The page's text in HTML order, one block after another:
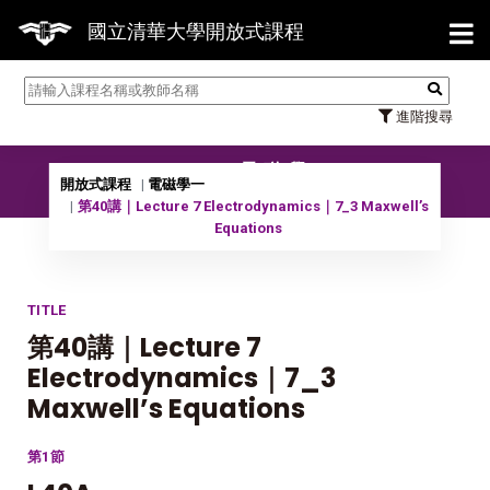
國立清華大學開放式課程
進階搜尋
【
11401 電磁學一
開放式課程
電磁學一
第40講｜Lecture 7 Electrodynamics｜7_3 Maxwell’s
Equations
TITLE
第40講｜Lecture 7
Electrodynamics｜7_3
Maxwell’s Equations
第1節